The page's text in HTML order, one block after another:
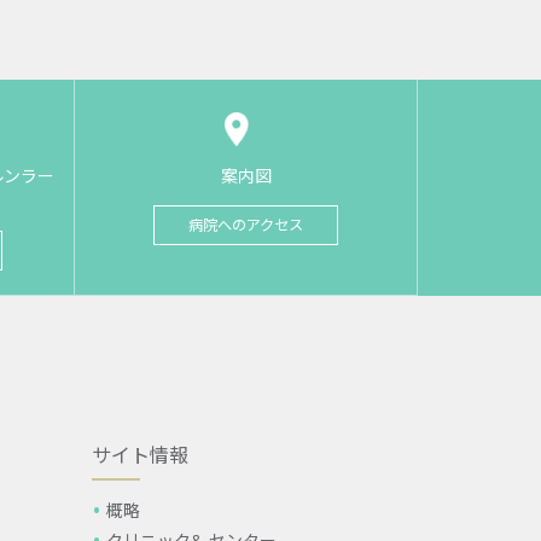
ラー 案内図
病院へのアクセス
サイト情報
概略